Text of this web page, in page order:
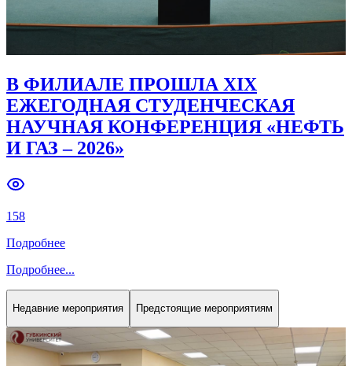
В ФИЛИАЛЕ ПРОШЛА XIX
ЕЖЕГОДНАЯ СТУДЕНЧЕСКАЯ
НАУЧНАЯ КОНФЕРЕНЦИЯ «НЕФТЬ
И ГАЗ – 2026»
158
Подробнее
Подробнее...
Недавние мероприятия Предстоящие мероприятиям